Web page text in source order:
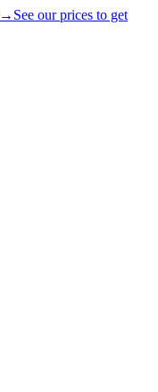
→ See our prices to get